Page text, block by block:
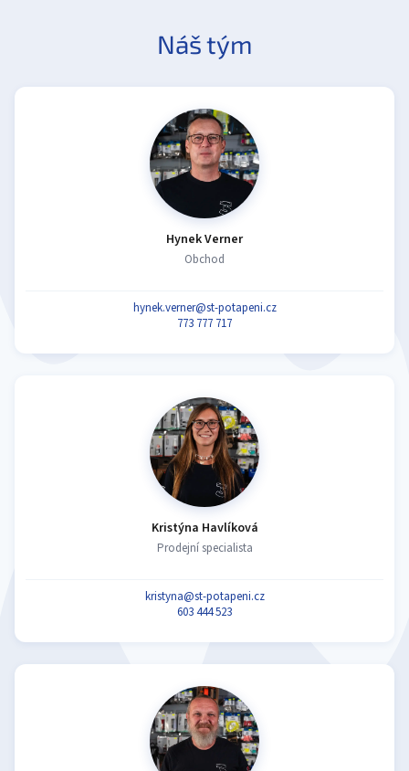
Náš tým
Hynek Verner
Obchod
hynek.verner@st-potapeni.cz
773 777 717
Kristýna Havlíková
Prodejní specialista
kristyna@st-potapeni.cz
603 444 523